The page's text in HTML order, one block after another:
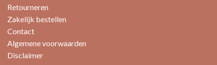
Retourneren
Zakelijk bestellen
Contact
Algemene voorwaarden
Disclaimer